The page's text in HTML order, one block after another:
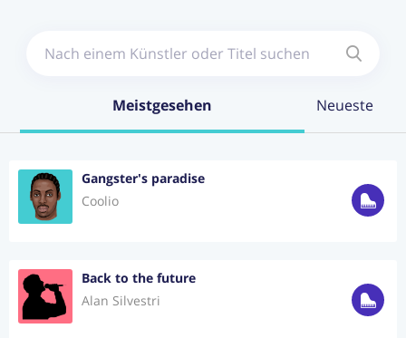
Meistgesehen Neueste
Gangster's paradise
Coolio
Back to the future
Alan Silvestri